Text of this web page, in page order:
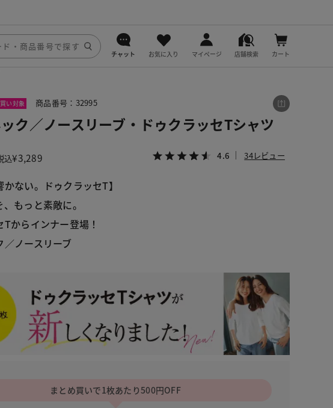
チャット お気に入り マイページ 店舗検索 カート
い対象 商品番号：32995
ク／ノースリーブ・ドゥクラッセTシャツ
込¥3,289 4.6 34レビュー
かない。ドゥクラッセT】
もっと素敵に。
Tからインナー登場！
／ノースリーブ
まとめ買いで1枚あたり500円OFF